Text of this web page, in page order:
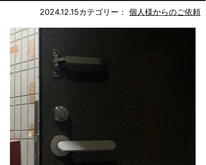
2024.12.15カテゴリー： 個人様からのご依頼